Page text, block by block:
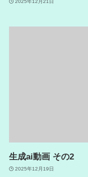
生成ai動画 その2
2025年12月19日